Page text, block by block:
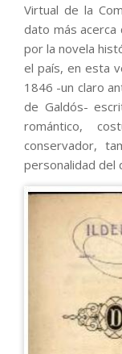
Virtual de la
dato más
por la novela
el país, en esta
1846 -un claro
de Galdós-
romántico,
conservador,
personalidad del